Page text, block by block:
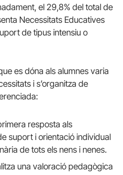
el 29,8% del total de
Necessitats Educatives
de tipus intensiu o
es dóna als alumnes varia
i s’organitza de
resposta als
suport i orientació individual
de tots els nens i nenes.
una valoració pedagògica